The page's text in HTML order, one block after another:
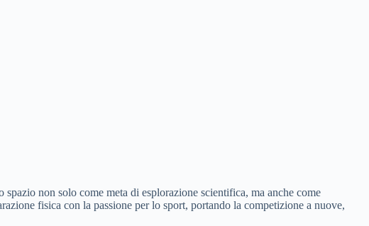
non solo come meta di esplorazione scientifica, ma anche come
fisica con la passione per lo sport, portando la competizione a nuove,